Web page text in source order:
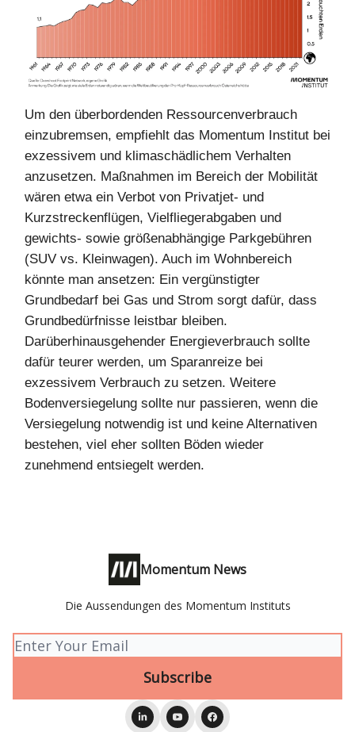
Um den überbordenden Ressourcenverbrauch
einzubremsen, empfiehlt das Momentum Institut bei
exzessivem und klimaschädlichem Verhalten
anzusetzen. Maßnahmen im Bereich der Mobilität
wären etwa ein Verbot von Privatjet- und
Kurzstreckenflügen, Vielfliegerabgaben und
gewichts- sowie größenabhängige Parkgebühren
(SUV vs. Kleinwagen). Auch im Wohnbereich
könnte man ansetzen: Ein vergünstigter
Grundbedarf bei Gas und Strom sorgt dafür, dass
Grundbedürfnisse leistbar bleiben.
Darüberhinausgehender Energieverbrauch sollte
dafür teurer werden, um Sparanreize bei
exzessivem Verbrauch zu setzen. Weitere
Bodenversiegelung sollte nur passieren, wenn die
Versiegelung notwendig ist und keine Alternativen
bestehen, viel eher sollten Böden wieder
zunehmend entsiegelt werden.
Momentum News
Die Aussendungen des Momentum Instituts